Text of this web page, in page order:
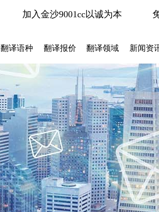
加入金沙9001cc以诚为本
翻译语种 翻译报价 翻译领域 新闻资